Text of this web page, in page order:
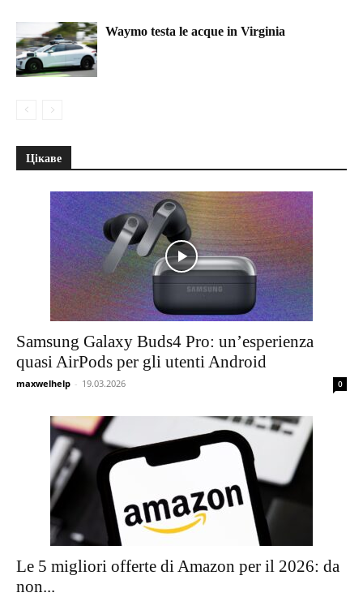
Waymo testa le acque in Virginia
Цікаве
Samsung Galaxy Buds4 Pro: un’esperienza
quasi AirPods per gli utenti Android
maxwelhelp - 19.03.2026 0
Le 5 migliori offerte di Amazon per il 2026: da
non...